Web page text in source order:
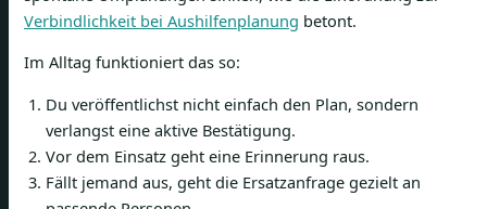
Verbindlichkeit bei Aushilfenplanung betont.
Im Alltag funktioniert das so:
Du veröffentlichst nicht einfach den Plan, sondern
verlangst eine aktive Bestätigung.
Vor dem Einsatz geht eine Erinnerung raus.
Fällt jemand aus, geht die Ersatzanfrage gezielt an